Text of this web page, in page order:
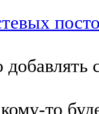
то